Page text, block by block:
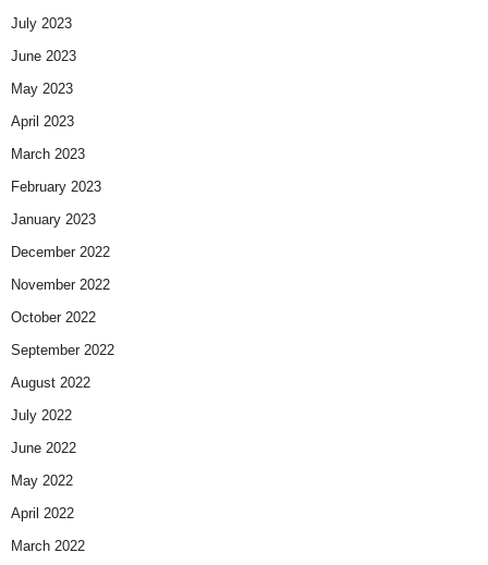
July 2023
June 2023
May 2023
April 2023
March 2023
February 2023
January 2023
December 2022
November 2022
October 2022
September 2022
August 2022
July 2022
June 2022
May 2022
April 2022
March 2022